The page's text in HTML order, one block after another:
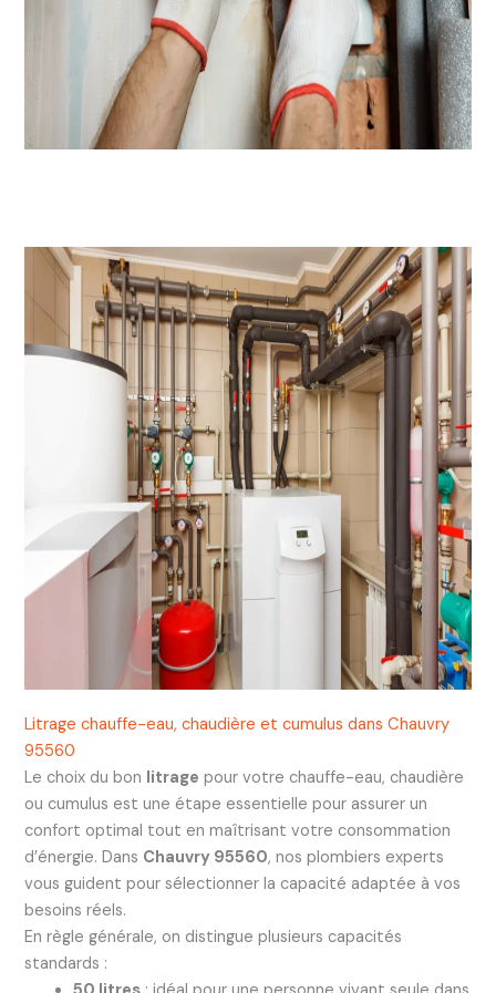
Litrage chauffe-eau, chaudière et cumulus dans Chauvry
95560
Le choix du bon litrage pour votre chauffe-eau, chaudière
ou cumulus est une étape essentielle pour assurer un
confort optimal tout en maîtrisant votre consommation
d’énergie. Dans Chauvry 95560, nos plombiers experts
vous guident pour sélectionner la capacité adaptée à vos
besoins réels.
En règle générale, on distingue plusieurs capacités
standards :